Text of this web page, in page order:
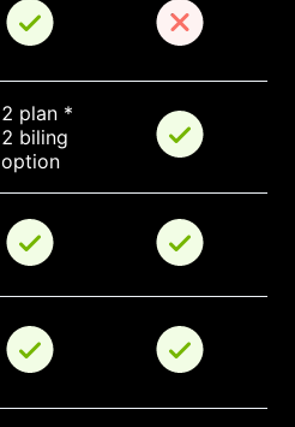
2 plan *
2 biling
option